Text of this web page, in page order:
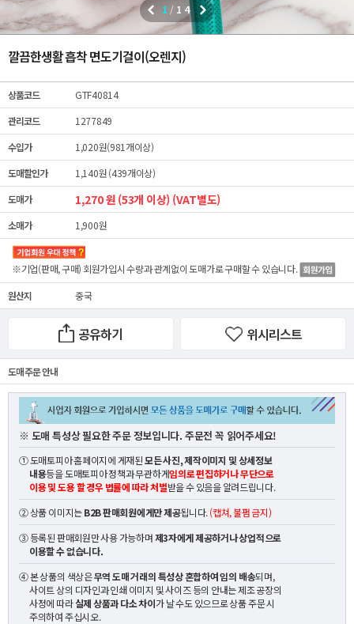
1 / 14
깔끔한생활 흡착 면도기걸이(오렌지)
상품코드
GTF40814
관리코드
1277849
수입가
1,020원(981개이상)
도매할인가
1,140원 (439개이상)
도매가
1,270 원 (53개 이상) (VAT별도)
소매가 1,900원
※기업(판매, 구매) 회원가입시 수량과 관계없이도매가로 구매할 수 있습니다.
원산지 중국
공유하기 위시리스트
도매 주문 안내
※ 도매 특성상 필요한 주문 정보입니다. 주문전 꼭 읽어주세요!
① 도매토피아 홈페이지에 게재된모든 사진, 제작이미지 및 상세정보
내용등을 도매토피아 정책과 무관하게임의로 편집하거나 무단으로
이용 및 도용 할 경우 법률에 따라 처벌받을 수 있음을 알려드립니다.
② 상품 이미지는B2B 판매회원에게만 제공됩니다.(캡쳐, 불펌 금지)
③ 등록된 판매회원만 사용 가능하며제3자에게 제공하거나 상업적으로
이용할 수 없습니다.
④ 본 상품의 색상은무역 도매 거래의 특성상 혼합하여 임의 배송되며,
사이트 상의 디자인과 인쇄 이미지 및 사이즈 등의 안내는 제조 공장의
사정에 따라실제 상품과 다소 차이가 날 수도 있으므로 상품 주문 시
주의하여 주십시오.